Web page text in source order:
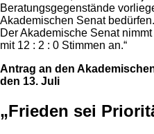
Beratungsgegenstände
Akademischen Senat bedürfen.
Der Akademische Senat
mit 12 : 2 : 0 Stimmen an.“
Antrag an den
den 13. Juli
„Frieden sei